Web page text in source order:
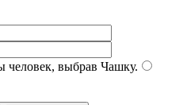
человек, выбрав Чашку.